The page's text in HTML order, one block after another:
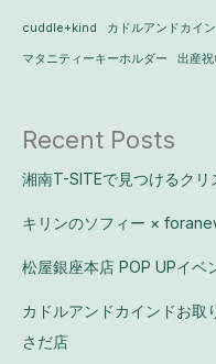
cuddle+kind カドルアンドカイ
マタニティーキーホルダー 出産祝
Recent Posts
湘南T-SITEで見つけるク
キリンのソフィー ×
松屋銀座本店 POP UPイベ
カドルアンドカインドお取
さだ店